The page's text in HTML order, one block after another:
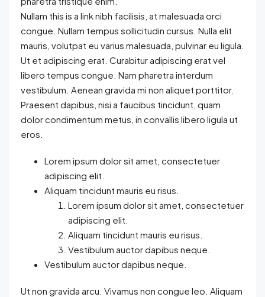
Nullam this is a link nibh facilisis, at malesuada orci
congue. Nullam tempus sollicitudin cursus. Nulla elit
mauris, volutpat eu varius malesuada, pulvinar eu ligula.
Ut et adipiscing erat. Curabitur adipiscing erat vel
libero tempus congue. Nam pharetra interdum
vestibulum. Aenean gravida mi non aliquet porttitor.
Praesent dapibus, nisi a faucibus tincidunt, quam
dolor condimentum metus, in convallis libero ligula ut
eros.
Lorem ipsum dolor sit amet, consectetuer
adipiscing elit.
Aliquam tincidunt mauris eu risus.
Lorem ipsum dolor sit amet, consectetuer
adipiscing elit.
Aliquam tincidunt mauris eu risus.
Vestibulum auctor dapibus neque.
Vestibulum auctor dapibus neque.
Ut non gravida arcu. Vivamus non congue leo. Aliquam